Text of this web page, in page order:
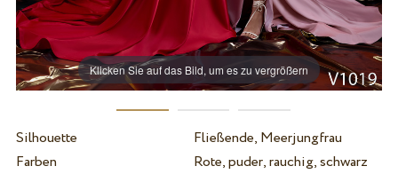
Klicken Sie auf das Bild, um es zu vergrößern
Silhouette
Fließende, Meerjungfrau
Farben
Rote, puder, rauchig, schwarz